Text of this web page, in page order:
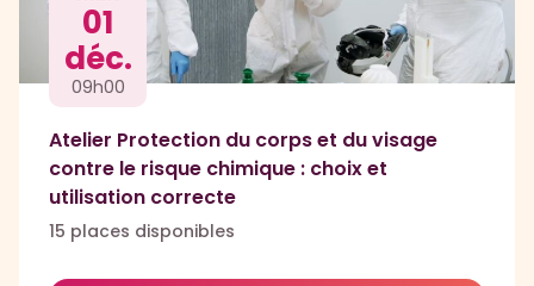
01
déc.
09h00
Atelier Protection du corps et du visage
contre le risque chimique : choix et
utilisation correcte
15 places disponibles